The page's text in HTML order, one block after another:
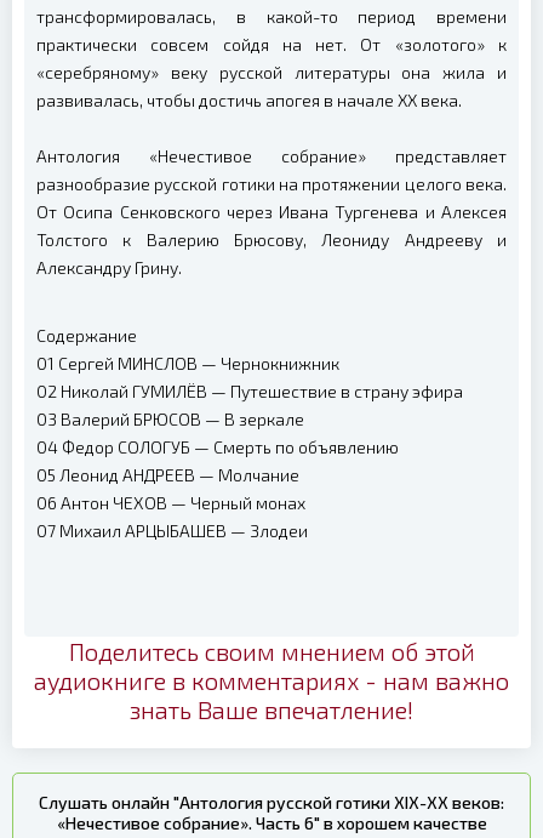
трансформировалась, в какой-то период времени
практически совсем сойдя на нет. От «золотого» к
«серебряному» веку русской литературы она жила и
развивалась, чтобы достичь апогея в начале XX века.
Антология «Нечестивое собрание» представляет
разнообразие русской готики на протяжении целого века.
От Осипа Сенковского через Ивана Тургенева и Алексея
Толстого к Валерию Брюсову, Леониду Андрееву и
Александру Грину.
Содержание
01 Сергей МИНСЛОВ — Чернокнижник
02 Николай ГУМИЛЁВ — Путешествие в страну эфира
03 Валерий БРЮСОВ — В зеркале
04 Федор СОЛОГУБ — Смерть по объявлению
05 Леонид АНДРЕЕВ — Молчание
06 Антон ЧЕХОВ — Черный монах
07 Михаил АРЦЫБАШЕВ — Злодеи
Поделитесь своим мнением об этой
аудиокниге в комментариях - нам важно
знать Ваше впечатление!
Слушать онлайн "Антология русской готики XIX-XX веков:
«Нечестивое собрание». Часть 6" в хорошем качестве